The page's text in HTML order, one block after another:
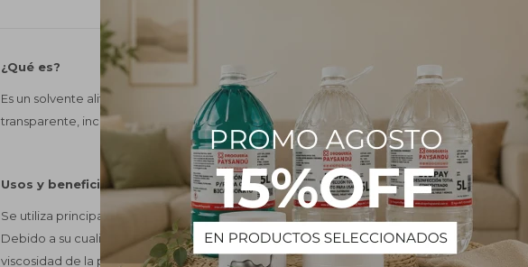
¿Qué es?
Es un solvente alifático derivado de la destilación del petróleo crudo. Es un líquido
transparente, incoloro, volátil y aromático. Presenta la ventaja de no deteriorarse con el
Usos y beneficios
Se utiliza principalmente en la dilución de pinturas sintéticas como óleos, barnices,
Debido a su cualidad de evaporarse, permite una buena terminación de la pintura
viscosidad de la pintura, es necesario disolver aguarrás mineral hasta conseguir la